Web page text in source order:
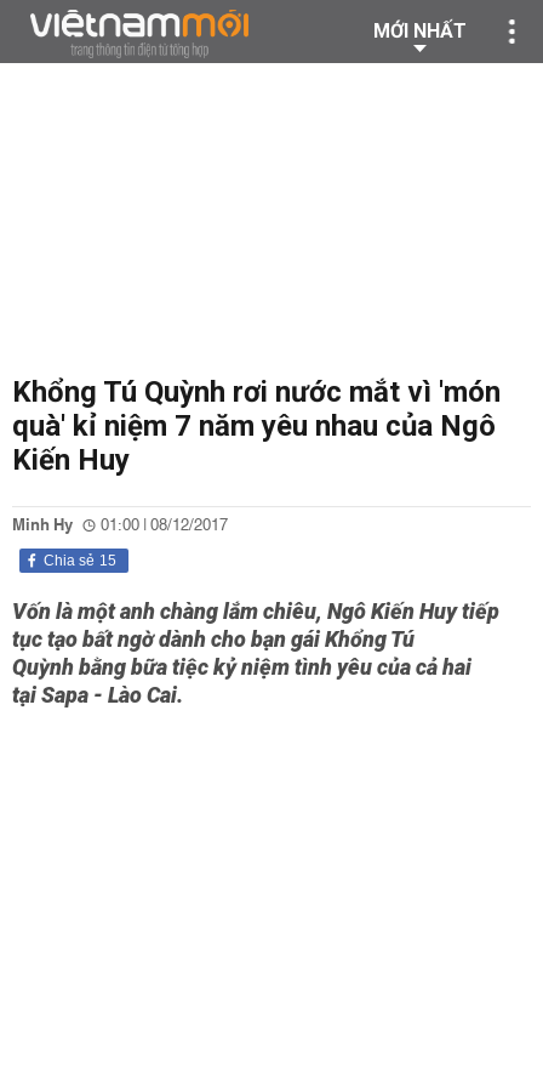
MỚI NHẤT
Khổng Tú Quỳnh rơi nước mắt vì 'món
quà' kỉ niệm 7 năm yêu nhau của Ngô
Kiến Huy
Minh Hy 01:00 | 08/12/2017
15
Chia sẻ
Vốn là một anh chàng lắm chiêu, Ngô Kiến Huy tiếp
tục tạo bất ngờ dành cho bạn gái Khổng Tú
Quỳnh bằng bữa tiệc kỷ niệm tình yêu của cả hai
tại Sapa - Lào Cai.